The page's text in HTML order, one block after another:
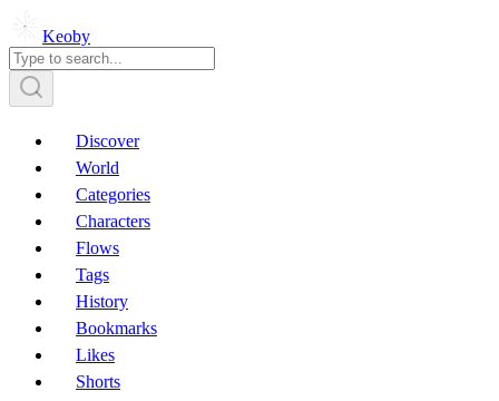
Keoby
Discover
World
Categories
Characters
Flows
Tags
History
Bookmarks
Likes
Shorts